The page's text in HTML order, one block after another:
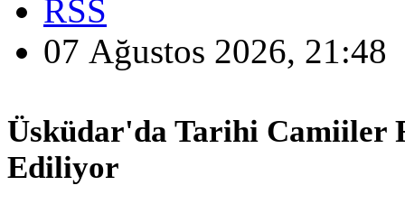
RSS
07 Ağustos 2026, 21:48
Üsküdar'da Tarihi Camiiler
Ediliyor